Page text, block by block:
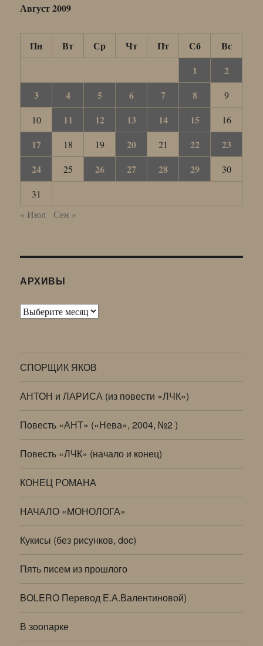
Август 2009
Пн Вт Ср Чт Пт Сб
Вс
1
2
3
4 5 6 7 8
9
10
11 12 13 14 15 16
17 18 19 20 21 22
23
24
25 26 27 28 29
30
31
« Июл
Сен »
АРХИВЫ
Архивы
СПОРЩИК ЯКОВ
АНТОН и ЛАРИСА (из повести «ЛЧК»)
Повесть «АНТ» («Нева», 2004, №2 )
Повесть «ЛЧК» (начало и конец)
КОНЕЦ РОМАНА
НАЧАЛО «МОНОЛОГА»
Кукисы (без рисунков, doc)
Пять писем из прошлого
BOLERO Перевод Е.А.Валентиновой)
В зоопарке